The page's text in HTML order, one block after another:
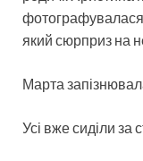
фотографувалася
який сюрприз на
Марта
Усі вже сиділи за